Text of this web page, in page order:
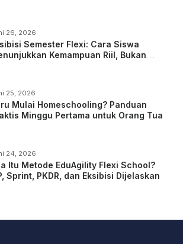
26, 2026
Semester Flexi: Cara Siswa
Kemampuan Riil, Bukan
25, 2026
Mulai Homeschooling? Panduan
Minggu Pertama untuk Orang Tua
24, 2026
Itu Metode EduAgility Flexi School?
Sprint, PKDR, dan Eksibisi Dijelaskan